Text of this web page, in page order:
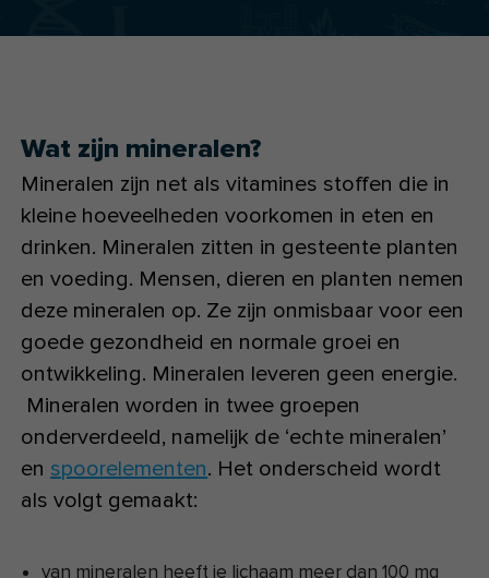
Wat zijn mineralen?
Mineralen zijn net als vitamines stoffen die in
kleine hoeveelheden voorkomen in eten en
drinken. Mineralen zitten in gesteente planten
en voeding. Mensen, dieren en planten nemen
deze mineralen op. Ze zijn onmisbaar voor een
goede gezondheid en normale groei en
ontwikkeling. Mineralen leveren geen energie.
Mineralen worden in twee groepen
onderverdeeld, namelijk de ‘echte mineralen’
en spoorelementen. Het onderscheid wordt
als volgt gemaakt:
van mineralen heeft je lichaam meer dan 100 mg